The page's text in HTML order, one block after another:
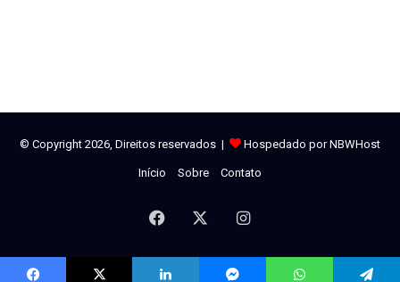
© Copyright 2026, Direitos reservados | Hospedado por NBWHost
Início Sobre Contato
Facebook Instagram